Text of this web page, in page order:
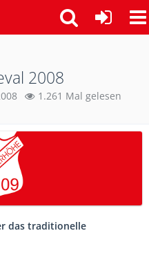
2008
1.261 Mal gelesen
das traditionelle